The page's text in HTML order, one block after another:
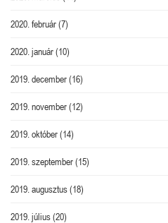
2020. február(7)
2020. január(10)
2019. december(16)
2019. november(12)
2019. október(14)
2019. szeptember(15)
2019. augusztus(18)
2019. július(20)